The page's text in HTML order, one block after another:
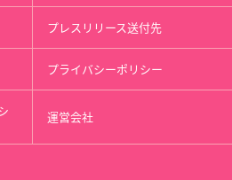
プレスリリース送付先
プライバシーポリシー
運営会社